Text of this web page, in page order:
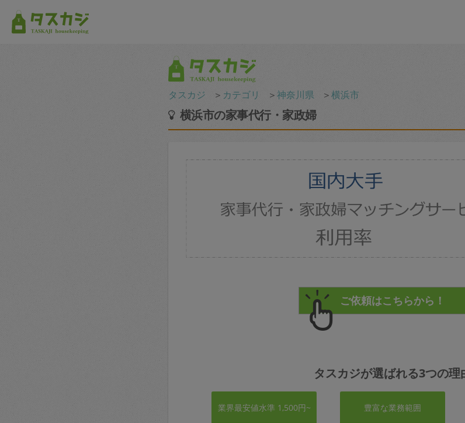
タスカジ ＞ カテゴリ ＞神奈川県 ＞横浜市
横浜市の家事代行・家政婦
タスカジが選ばれる3つの理
業界最安値水準 1,500円~ 豊富な業務範囲